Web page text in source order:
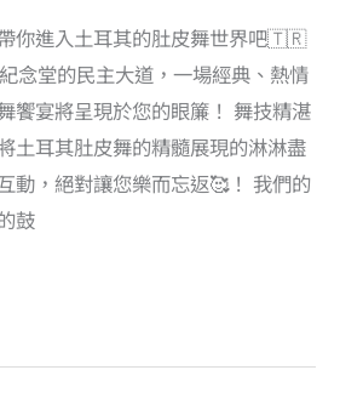
你進入土耳其的肚皮舞世界吧🇹🇷
念堂的民主大道，一場經典、熱情
饗宴將呈現於您的眼簾！ 舞技精湛
土耳其肚皮舞的精髓展現的淋淋盡
動，絕對讓您樂而忘返🥰！ 我們的
鼓